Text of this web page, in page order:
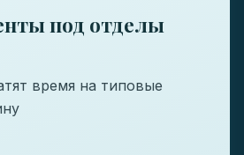
под отделы
время на типовые